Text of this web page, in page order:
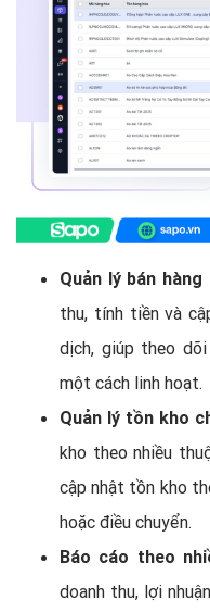
Quản lý bán
thu, tính tiền và
dịch, giúp theo
một cách linh hoạt.
Quản lý tồn kho
kho theo nhiều
cập nhật tồn kho
hoặc điều chuyển.
Báo cáo theo
doanh thu, lợi